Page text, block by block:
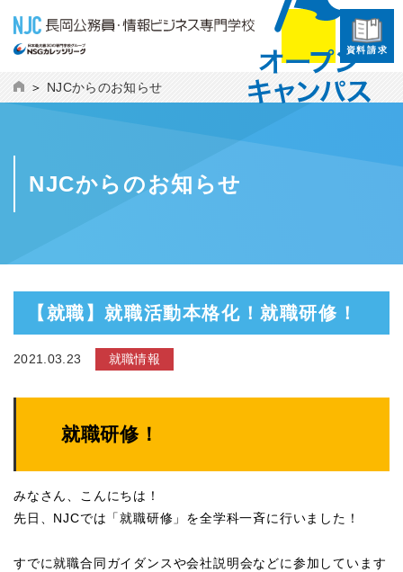
資料請求
NJCからのお知らせ
NJCからのお知らせ
【就職】就職活動本格化！就職研修！
2021.03.23 就職情報
就職研修！
みなさん、こんにちは！
先日、NJCでは「就職研修」を全学科一斉に行いました！
すでに就職合同ガイダンスや会社説明会などに参加しています